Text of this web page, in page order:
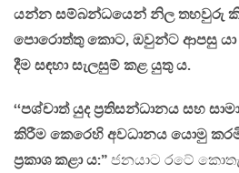
යන්න සම්බන්ධයෙන් නිල තහවුරු
පොරොත්තු කොට, ඔවුන්ට ආපසු යා
දීම සඳහා සැලසුම් කළ යුතු ය.
‘‘පශ්චාත් යුද ප‍්‍රතිසන්ධානය සහ
කිරීම කෙරෙහි අවධානය යොමු
ප‍්‍රකාශ කළා ය:” ජනයාට රටේ